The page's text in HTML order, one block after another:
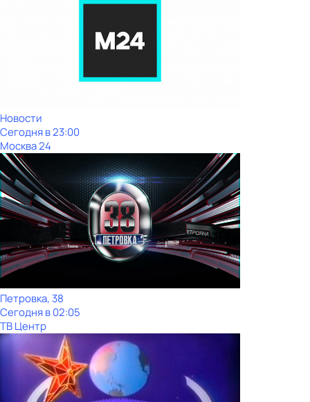
Новости
Сегодня в 23:00
Москва 24
Петровка, 38
Сегодня в 02:05
ТВ Центр